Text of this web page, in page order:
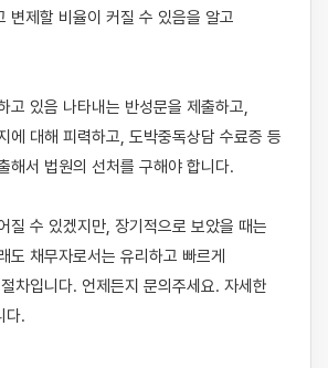
변제할 비율이 커질 수 있음을 알고
고 있음 나타내는 반성문을 제출하고,
에 대해 피력하고, 도박중독상담 수료증 등
해서 법원의 선처를 구해야 합니다.​
질 수 있겠지만, 장기적으로 보았을 때는
도 채무자로서는 유리하고 빠르게
차입니다. 언제든지 문의주세요. 자세한
다.